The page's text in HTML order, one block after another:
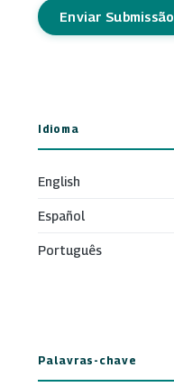
Enviar Submissão
Idioma
English
Español
Português
Palavras-chave